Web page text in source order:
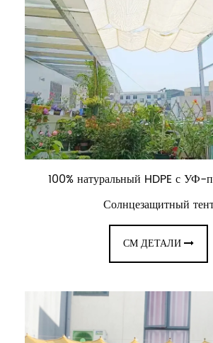
100% натуральный HDPE с УФ-
Солнцезащитный
СМ ДЕТАЛИ